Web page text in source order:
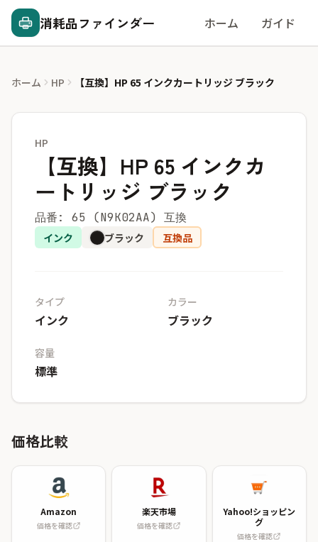
消耗品ファインダー ホーム ガイド
ホーム HP 【互換】HP 65 インクカートリッジ ブラック
HP
【互換】HP 65 インクカ
ートリッジ ブラック
品番: 65 (N9K02AA) 互換
インク ブラック 互換品
タイプ
インク
カラー
ブラック
容量
標準
価格比較
Amazon
価格を確認
楽天市場
価格を確認
Yahoo!ショッピン
グ
価格を確認